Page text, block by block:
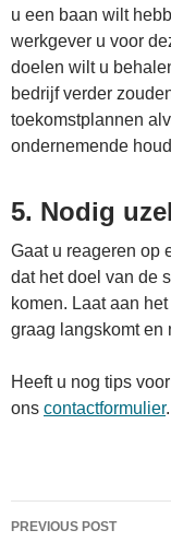
u een baan wilt
werkgever u voor
doelen wilt u
bedrijf verder
toekomstplannen
ondernemende
5. Nodig
Gaat u reageren op
dat het doel van de
komen. Laat aan
graag langskomt en
Heeft u nog tips
ons contactformulier.
Post
PREVIOUS POST